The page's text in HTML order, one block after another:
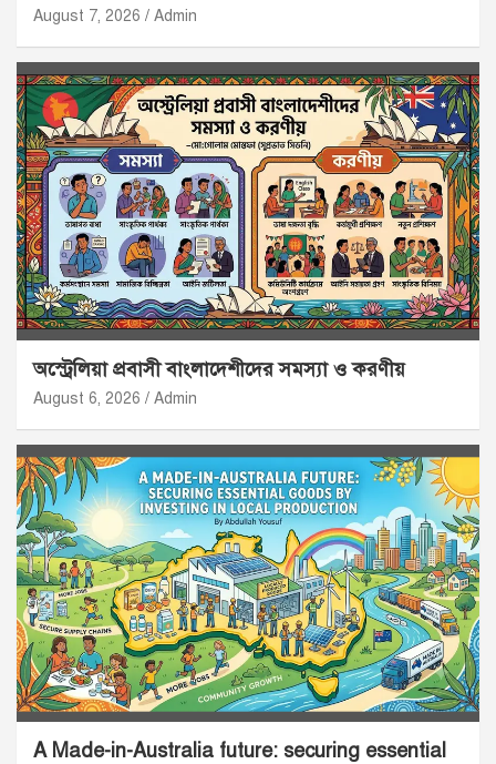
August 7, 2026 Admin
অস্ট্রেলিয়া প্রবাসী বাংলাদেশীদের সমস্যা ও করণীয়
August 6, 2026 Admin
A Made-in-Australia future: securing essential